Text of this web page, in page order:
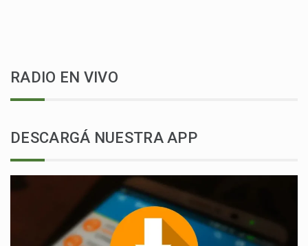
RADIO EN VIVO
DESCARGÁ NUESTRA APP